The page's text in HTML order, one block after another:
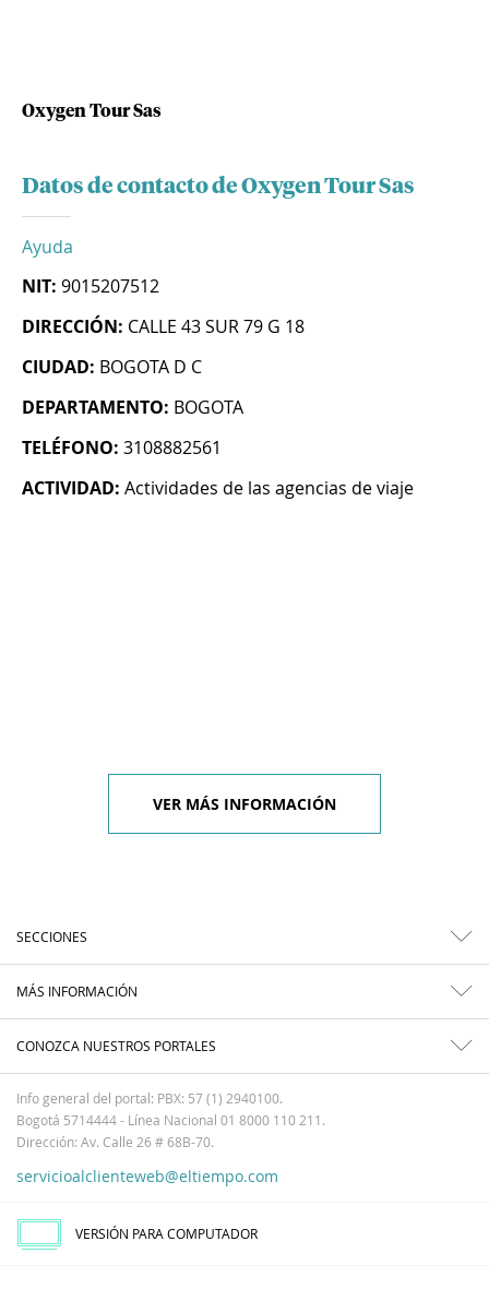
Oxygen Tour Sas
Datos de contacto de Oxygen Tour Sas
Ayuda
NIT: 9015207512
DIRECCIÓN: CALLE 43 SUR 79 G 18
CIUDAD: BOGOTA D C
DEPARTAMENTO: BOGOTA
TELÉFONO: 3108882561
ACTIVIDAD: Actividades de las agencias de viaje
VER MÁS INFORMACIÓN
SECCIONES
MÁS INFORMACIÓN
CONOZCA NUESTROS PORTALES
Info general del portal: PBX: 57 (1) 2940100.
Bogotá 5714444 - Línea Nacional 01 8000 110 211.
Dirección: Av. Calle 26 # 68B-70.
servicioalclienteweb@eltiempo.com
VERSIÓN PARA COMPUTADOR